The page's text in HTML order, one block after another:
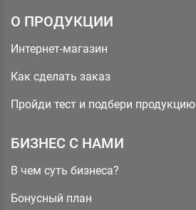
О ПРОДУКЦИИ
Интернет-магазин
Как сделать заказ
Пройди тест и подбери продукцию
БИЗНЕС С НАМИ
В чем суть бизнеса?
Бонусный план